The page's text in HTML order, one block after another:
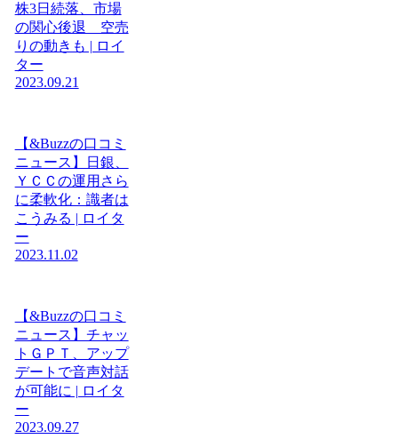
株3日続落、市場
の関心後退 空売
りの動きも | ロイ
ター
2023.09.21
【&Buzzの口コミ
ニュース】日銀、
ＹＣＣの運用さら
に柔軟化：識者は
こうみる | ロイタ
ー
2023.11.02
【&Buzzの口コミ
ニュース】チャッ
トＧＰＴ、アップ
デートで音声対話
が可能に | ロイタ
ー
2023.09.27